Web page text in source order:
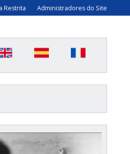
Restrita Administradores do Site